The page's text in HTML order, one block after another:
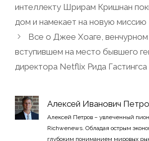
интеллекту Шрирам Кришнан
дом и намекает на новую миссию
Все о Джее Хоаге, венчурном
вступившем на место бывшего
директора Netflix Рида Гастингса
Алексей Иванович
Алексей Петров – увлеченный
Richwenews. Обладая острым
глубоким пониманием мировых